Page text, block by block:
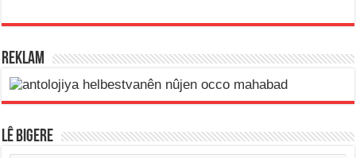
REKLAM
LÊ BIGERE